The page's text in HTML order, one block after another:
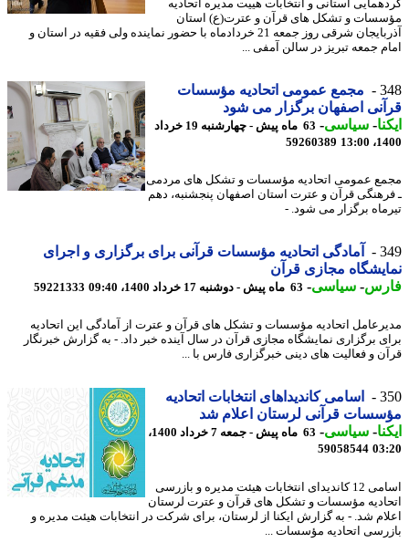
استانی و انتخابات هییت مدیره اتحادیه
و تشکل های قرآن و عترت(ع) استان
آذربایجان شرقی روز جمعه 21 خردادماه با حضور نماینده ولی فقیه در استان و
جمعه تبریز در سالن آمفی ...
مجمع عمومی اتحادیه مؤسسات
اصفهان برگزار می شود
-سیاسی-
63 ماه پیش - چهارشنبه 19 خرداد
59260389
عمومی اتحادیه مؤسسات و تشکل های مردمی
قرآن و عترت استان اصفهان پنجشنبه، دهم
برگزار می شود. -
آمادگی اتحادیه مؤسسات قرآنی برای برگزاری و اجرای
مجازی قرآن
-سیاسی-63 ماه پیش - دوشنبه 17 خرداد 1400، 09:40 59221333
اتحادیه مؤسسات و تشکل های قرآن و عترت از آمادگی این اتحادیه
برگزاری نمایشگاه مجازی قرآن در سال آینده خبر داد. - به گزارش خبرنگار
و فعالیت های دینی خبرگزاری فارس با ...
اسامی کاندیداهای انتخابات اتحادیه
قرآنی لرستان اعلام شد
-سیاسی-
63 ماه پیش - جمعه 7 خرداد 1400،
59058544
اسامی 12 کاندیدای انتخابات هیئت مدیره و بازرسی
مؤسسات و تشکل های قرآن و عترت لرستان
شد. - به گزارش ایکنا از لرستان، برای شرکت در انتخابات هیئت مدیره و
اتحادیه مؤسسات ...